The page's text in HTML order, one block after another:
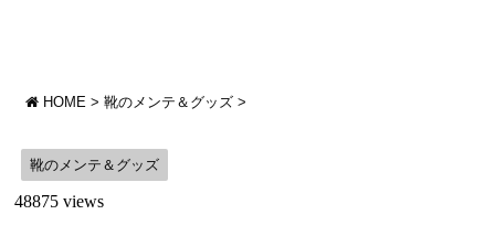
HOME > 靴のメンテ＆グッズ >
靴のメンテ＆グッズ
48875 views